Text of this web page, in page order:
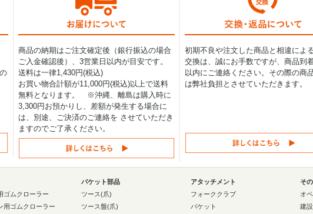
商品の納期はご注文確定後（銀行振込の場合
ご入金確認後）、3営業日以内が目安です。
送料は一律1,430円(税込)
お買い物合計額が11,000円(税込)以上で送料
無料となります。 ※沖縄、離島は購入時に
3,300円お預かりし、差額が発生する場合に
は、別途、ご決済のご連絡を させていただき
ますのでご了承ください。
初期不良や注文した商品と相違によ
交換は、誠にお手数ですが、商品到
以内にご連絡ください。その際の商
は弊社負担とさせていただきます。
ゴムクローラー
用ゴムクローラー
バケット部品
ツース(爪)
ツース盤(爪)
アタッチメント
フォーククラブ
バケット
そ
オ
建